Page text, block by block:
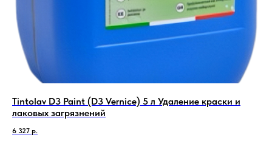
Tintolav D3 Paint (D3 Vernice) 5 л Удаление краски и
лаковых загрязнений
6 327 р.